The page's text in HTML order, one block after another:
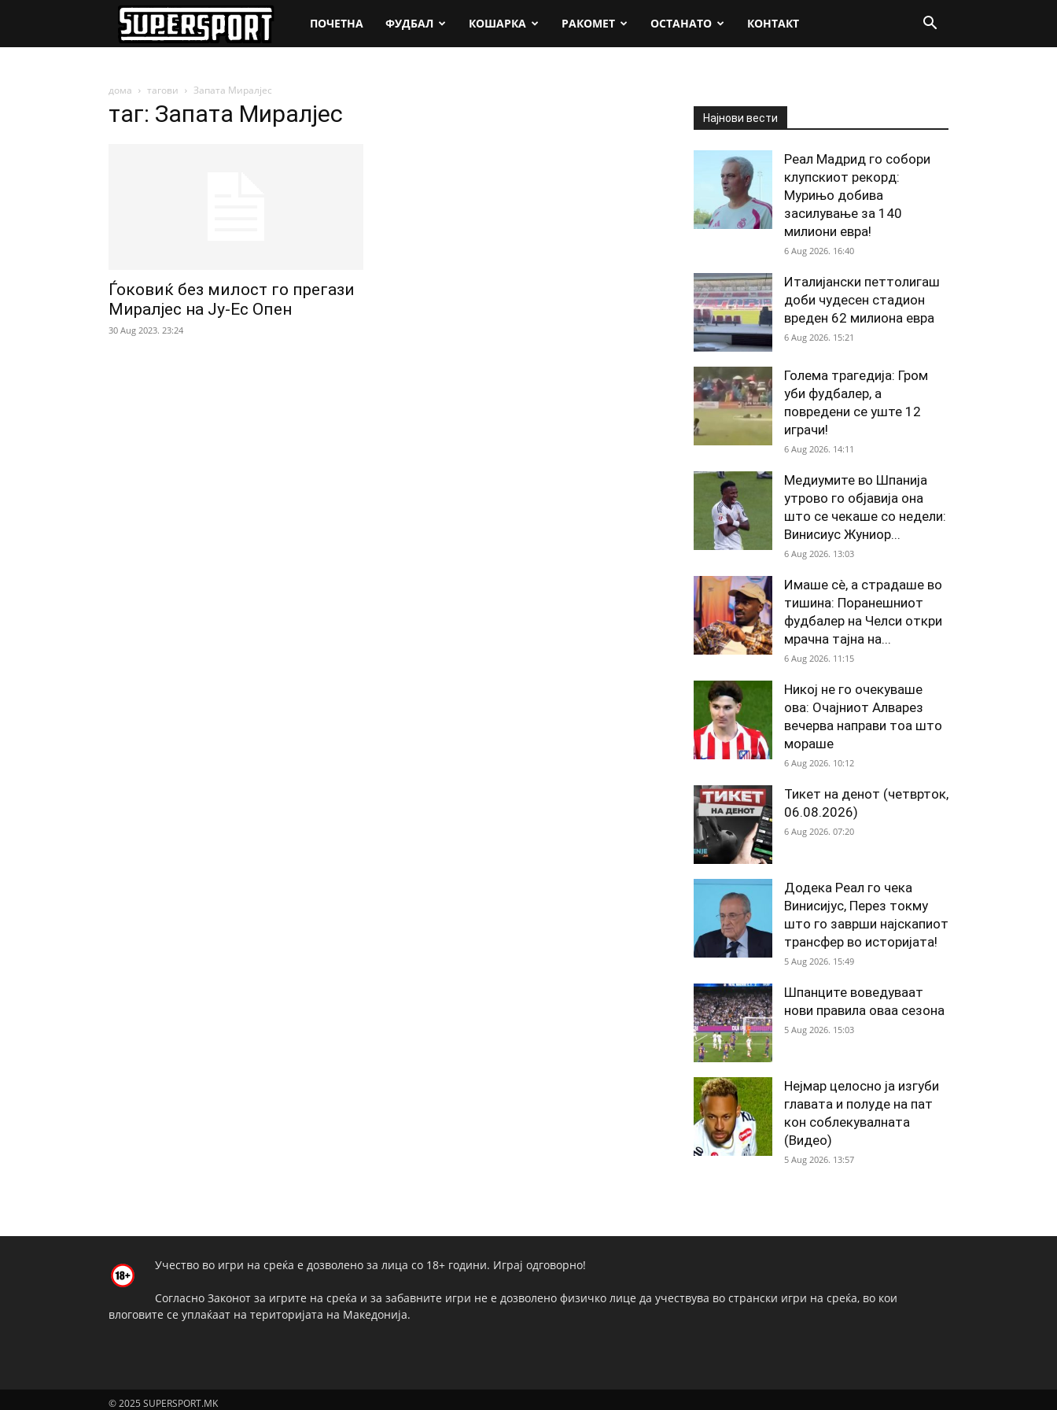
SuperSport.mk
ПОЧЕТНА ФУДБАЛ КОШАРКА РАКОМЕТ ОСТАНАТО КОНТАКТ
дома тагови Запата Миралјес
таг: Запата Миралјес
Ѓоковиќ без милост го прегази
Миралјес на Ју-Ес Опен
30 Aug 2023. 23:24
Најнови вести
Реал Мадрид го собори
клупскиот рекорд:
Мурињо добива
засилување за 140
милиони евра!
6 Aug 2026. 16:40
Италијански петтолигаш
доби чудесен стадион
вреден 62 милиона евра
6 Aug 2026. 15:21
Голема трагедија: Гром
уби фудбалер, а
повредени се уште 12
играчи!
6 Aug 2026. 14:11
Медиумите во Шпанија
утрово го објавија она
што се чекаше со недели:
Винисиус Жуниор...
6 Aug 2026. 13:03
Имаше сè, а страдаше во
тишина: Поранешниот
фудбалер на Челси откри
мрачна тајна на...
6 Aug 2026. 11:15
Никој не го очекуваше
ова: Очајниот Алварез
вечерва направи тоа што
мораше
6 Aug 2026. 10:12
Тикет на денот (четврток,
06.08.2026)
6 Aug 2026. 07:20
Додека Реал го чека
Винисијус, Перез токму
што го заврши најскапиот
трансфер во историјата!
5 Aug 2026. 15:49
Шпанците воведуваат
нови правила оваа сезона
5 Aug 2026. 15:03
Нејмар целосно ја изгуби
главата и полуде на пат
кон соблекувалната
(Видео)
5 Aug 2026. 13:57
Учество во игри на среќа е дозволено за лица со 18+ години. Играј одговорно!
Согласно Законот за игрите на среќа и за забавните игри не е дозволено физичко лице да учествува во странски игри на среќа, во кои
влоговите се уплаќаат на територијата на Македонија.
© 2025 SUPERSPORT.MK